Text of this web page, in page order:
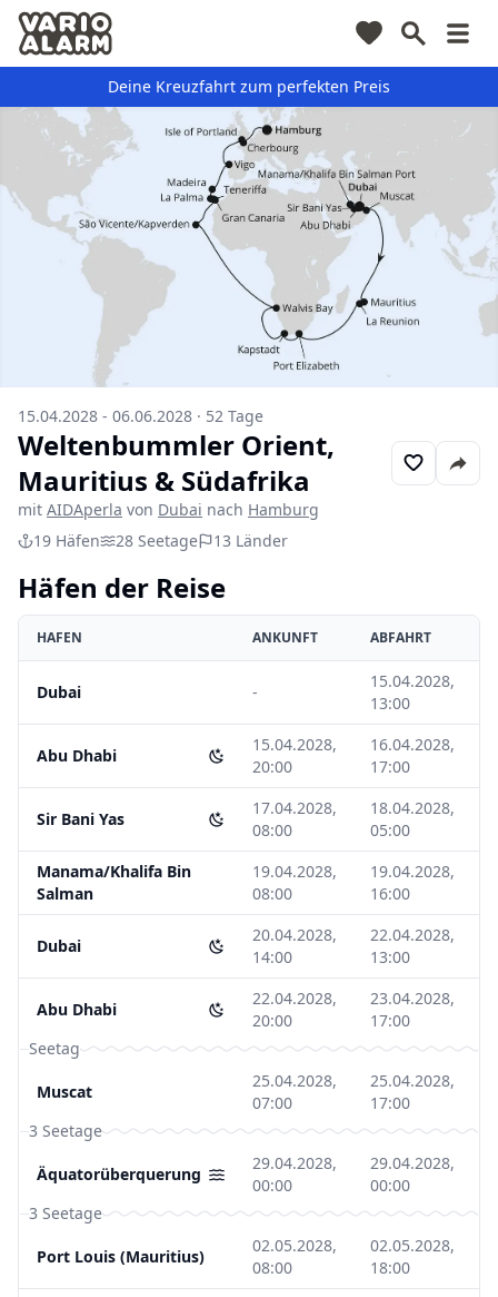
Deine Kreuzfahrt zum perfekten Preis
15.04.2028 - 06.06.2028 · 52 Tage
Weltenbummler Orient,
Mauritius & Südafrika
mit AIDAperla von Dubai nach Hamburg
19 Häfen 28 Seetage 13 Länder
Häfen der Reise
HAFEN ANKUNFT ABFAHRT
Dubai -
15.04.2028,
13:00
Abu Dhabi
15.04.2028,
20:00
16.04.2028,
17:00
Sir Bani Yas
17.04.2028,
08:00
18.04.2028,
05:00
Manama/Khalifa Bin
Salman
19.04.2028,
08:00
19.04.2028,
16:00
Dubai
20.04.2028,
14:00
22.04.2028,
13:00
Abu Dhabi
22.04.2028,
20:00
23.04.2028,
17:00
Seetag
Muscat
25.04.2028,
07:00
25.04.2028,
17:00
3 Seetage
Äquatorüberquerung
29.04.2028,
00:00
29.04.2028,
00:00
3 Seetage
Port Louis (Mauritius)
02.05.2028,
08:00
02.05.2028,
18:00